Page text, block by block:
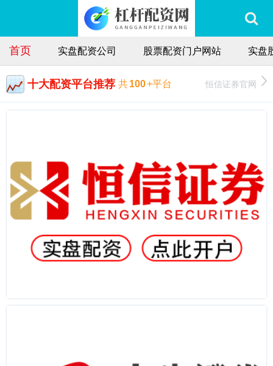
首页 实盘配资公司 股票配资门户网站 实盘
十大配资平台推荐 共100+平台 恒信证券官网